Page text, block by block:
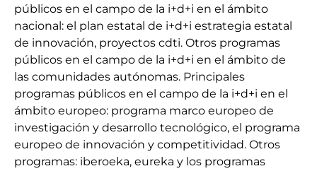
públicos en el campo de la i+d+i en el ámbito
nacional: el plan estatal de i+d+i estrategia estatal
de innovación, proyectos cdti. Otros programas
públicos en el campo de la i+d+i en el ámbito de
las comunidades autónomas. Principales
programas públicos en el campo de la i+d+i en el
ámbito europeo: programa marco europeo de
investigación y desarrollo tecnológico, el programa
europeo de innovación y competitividad. Otros
programas: iberoeka, eureka y los programas